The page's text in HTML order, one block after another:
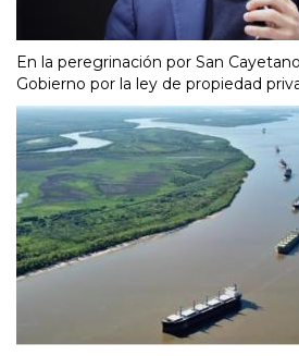
En la peregrinación por San
Gobierno por la ley de propiedad